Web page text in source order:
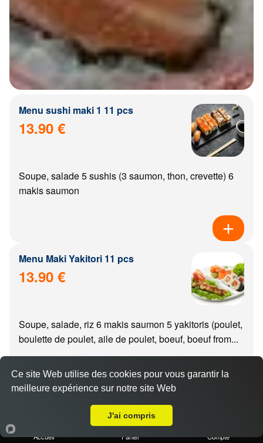
Menu sushi maki 1 11 pcs
13.90 €
Soupe, salade 5 sushis (3 saumon, thon, crevette) 6
makis saumon
Menu Maki Yakitori 11 pcs
13.90 €
Soupe, salade, riz 6 makis saumon 5 yakitoris (poulet,
boulette de poulet, aile de poulet, boeuf, boeuf from...
Menu california Yakitori 11 pcs
Accueil Panier Compte
Ce site Web utilise des cookies pour vous garantir la
meilleure expérience sur notre site Web
J'ai compris